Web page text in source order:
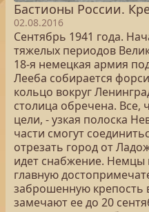
Бастионы России.
02.08.2016
Сентябрь 1941 года.
тяжелых периодов
18-я немецкая армия
Лееба собирается
кольцо вокруг
столица обречена. Все,
цели, - узкая полоска
части смогут
отрезать город от
идет снабжение.
главную
заброшенную крепость
замечают ее до 20